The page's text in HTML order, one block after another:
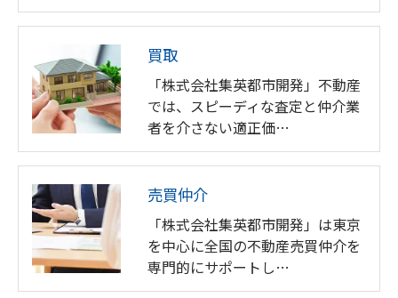
買取
「株式会社集英都市開発」不動産
では、スピーディな査定と仲介業
者を介さない適正価…
売買仲介
「株式会社集英都市開発」は東京
を中心に全国の不動産売買仲介を
専門的にサポートし…